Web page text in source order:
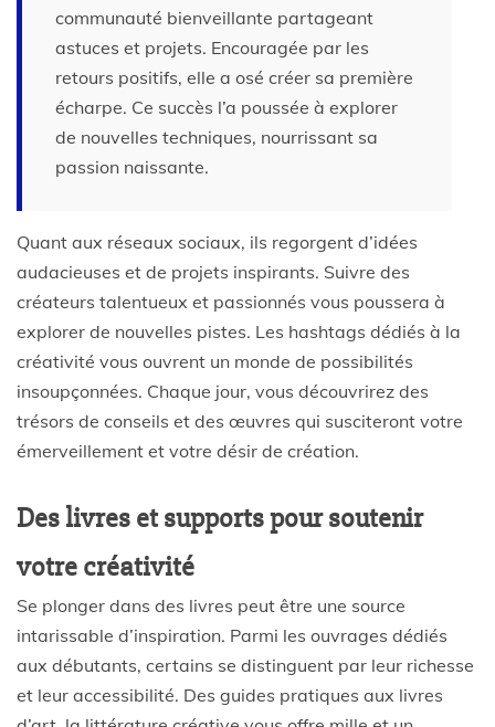
communauté bienveillante partageant
astuces et projets. Encouragée par les
retours positifs, elle a osé créer sa première
écharpe. Ce succès l’a poussée à explorer
de nouvelles techniques, nourrissant sa
passion naissante.
Quant aux réseaux sociaux, ils regorgent d’idées
audacieuses et de projets inspirants. Suivre des
créateurs talentueux et passionnés vous poussera à
explorer de nouvelles pistes. Les hashtags dédiés à la
créativité vous ouvrent un monde de possibilités
insoupçonnées. Chaque jour, vous découvrirez des
trésors de conseils et des œuvres qui susciteront votre
émerveillement et votre désir de création.
Des livres et supports pour soutenir
votre créativité
Se plonger dans des livres peut être une source
intarissable d’inspiration. Parmi les ouvrages dédiés
aux débutants, certains se distinguent par leur richesse
et leur accessibilité. Des guides pratiques aux livres